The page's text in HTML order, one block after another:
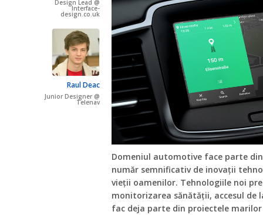
Design Lead @
Interface-
design.co.uk
Raul Deac
Junior Designer @
Telenav
Domeniul automotive face parte
număr semnificativ de inovații
vieții oamenilor. Tehnologiile noi
monitorizarea sănătății, accesul de
fac deja parte din proiectele